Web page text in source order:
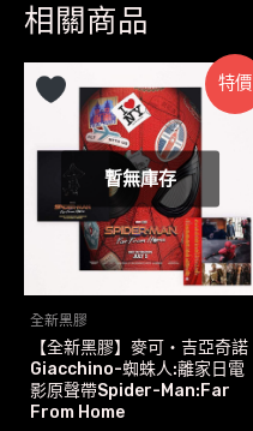
相關商品
特價
暫無庫存
全新黑膠
【全新黑膠】麥可‧吉亞奇諾
Giacchino-蜘蛛人:離家日電
影原聲帶Spider-Man:Far
From Home